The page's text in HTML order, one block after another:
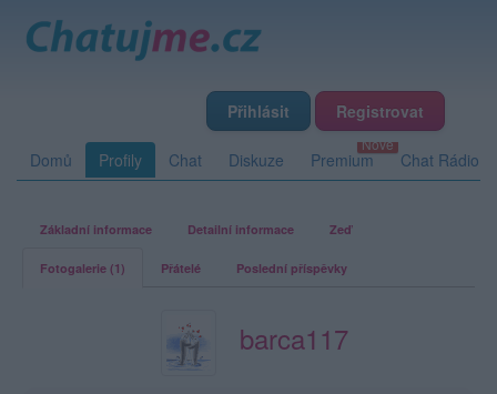
Přihlásit Registrovat
Domů Profily Chat Diskuze Premium Chat Rádio
Základní informace Detailní informace Zeď
Fotogalerie (1) Přátelé Poslední příspěvky
barca117